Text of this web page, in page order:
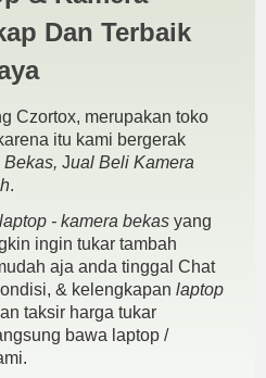
| JUAL
BEKAS |
Dan Terbaik
Czortox, merupakan toko
itu kami bergerak
Jual Beli Kamera
.
- kamera bekas yang
ingin tukar tambah
aja anda tinggal Chat
& kelengkapan laptop
taksir harga tukar
bawa laptop /